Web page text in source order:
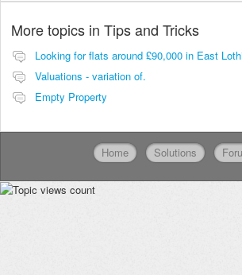
More topics in Tips and Tricks
Looking for flats around £90,000 in East
Valuations - variation of.
Empty Property
Home Solutions